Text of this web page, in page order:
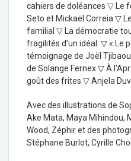
cahiers de doléances ▽ Le
Seto et Mickaël Correia ▽
familial ▽ La démocratie
fragilités d’un idéal. ▽ « Le
témoignage de Joël
de Solange Fernex ▽ À
goût des frites ▽ Anjela
Avec des illustrations de
Ake Mata, Maya Mihindou,
Wood, Zéphir et des
Stéphane Burlot, Cyrille